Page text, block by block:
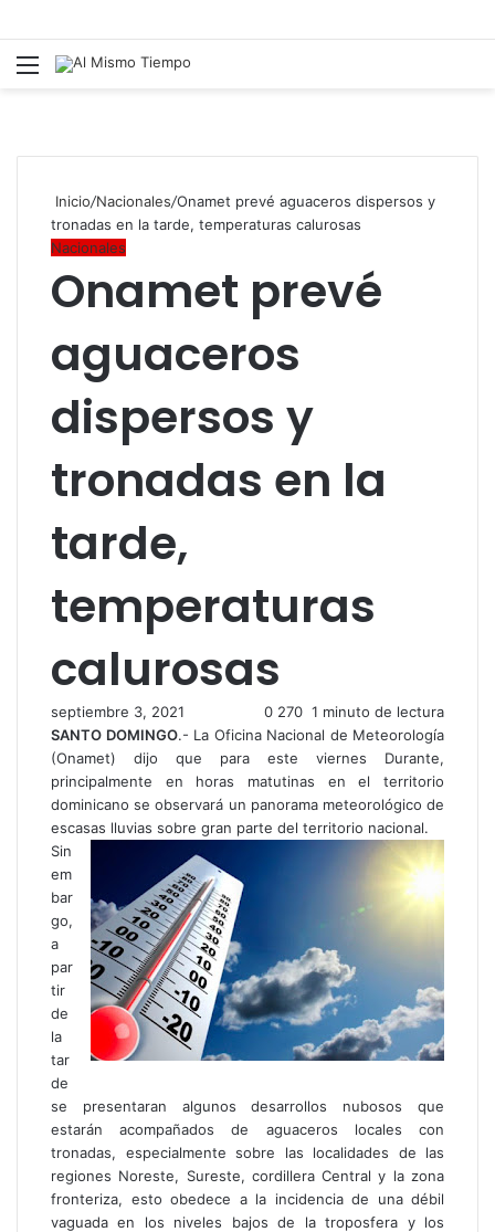
Menú
Inicio/Nacionales/Onamet prevé aguaceros dispersos y
tronadas en la tarde, temperaturas calurosas
Nacionales
Onamet prevé
aguaceros
dispersos y
tronadas en la
tarde,
temperaturas
calurosas
septiembre 3, 2021 0 270 1 minuto de lectura
SANTO DOMINGO.- La Oficina Nacional de Meteorología
(Onamet) dijo que para este viernes Durante,
principalmente en horas matutinas en el territorio
dominicano se observará un panorama meteorológico de
escasas lluvias sobre gran parte del territorio nacional.
Sin
em
bar
go,
a
par
tir
de
la
tar
de
se presentaran algunos desarrollos nubosos que
estarán acompañados de aguaceros locales con
tronadas, especialmente sobre las localidades de las
regiones Noreste, Sureste, cordillera Central y la zona
fronteriza, esto obedece a la incidencia de una débil
vaguada en los niveles bajos de la troposfera y los